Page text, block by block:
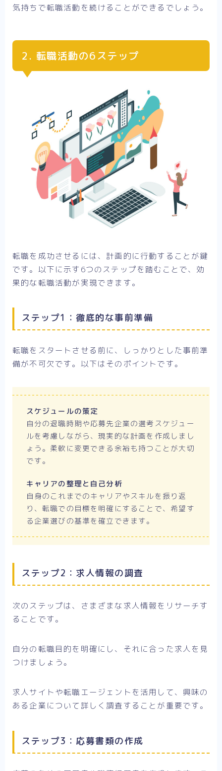
気持ちで転職活動を続けることができるでしょう。
2. 転職活動の6ステップ
転職を成功させるには、計画的に行動することが鍵
です。以下に示す6つのステップを踏むことで、効
果的な転職活動が実現できます。
ステップ1：徹底的な事前準備
転職をスタートさせる前に、しっかりとした事前準
備が不可欠です。以下はそのポイントです。
スケジュールの策定
自分の退職時期や応募先企業の選考スケジュー
ルを考慮しながら、現実的な計画を作成しまし
ょう。柔軟に変更できる余裕も持つことが大切
です。
キャリアの整理と自己分析
自身のこれまでのキャリアやスキルを振り返
り、転職での目標を明確にすることで、希望す
る企業選びの基準を確立できます。
ステップ2：求人情報の調査
次のステップは、さまざまな求人情報をリサーチす
ることです。
自分の転職目的を明確にし、それに合った求人を見
つけましょう。
求人サイトや転職エージェントを活用して、興味の
ある企業について詳しく調査することが重要です。
ステップ3：応募書類の作成